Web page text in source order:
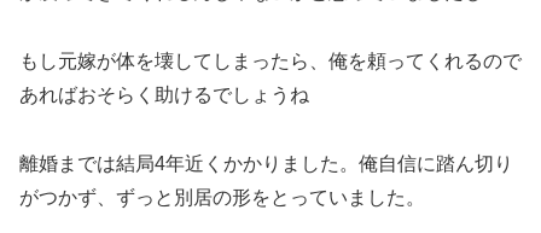
もし元嫁が体を壊してしまったら、俺を頼ってくれるので
あればおそらく助けるでしょうね
離婚までは結局4年近くかかりました。俺自信に踏ん切り
がつかず、ずっと別居の形をとっていました。